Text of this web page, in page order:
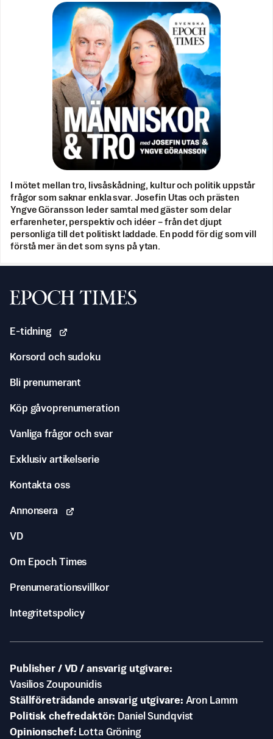
I mötet mellan tro, livsåskådning, kultur och politik uppstår
frågor som saknar enkla svar. Josefin Utas och prästen
Yngve Göransson leder samtal med gäster som delar
erfarenheter, perspektiv och idéer – från det djupt
personliga till det politiskt laddade. En podd för dig som vill
förstå mer än det som syns på ytan.
Svenska Epoch Times
E-tidning
Korsord och sudoku
Bli prenumerant
Köp gåvoprenumeration
Vanliga frågor och svar
Exklusiv artikelserie
Kontakta oss
Annonsera
VD
Om Epoch Times
Prenumerationsvillkor
Integritetspolicy
Publisher / VD / ansvarig utgivare
Vasilios Zoupounidis
Ställföreträdande ansvarig utgivare Aron Lamm
Politisk chefredaktör
Daniel Sundqvist
Opinionschef
Lotta Gröning